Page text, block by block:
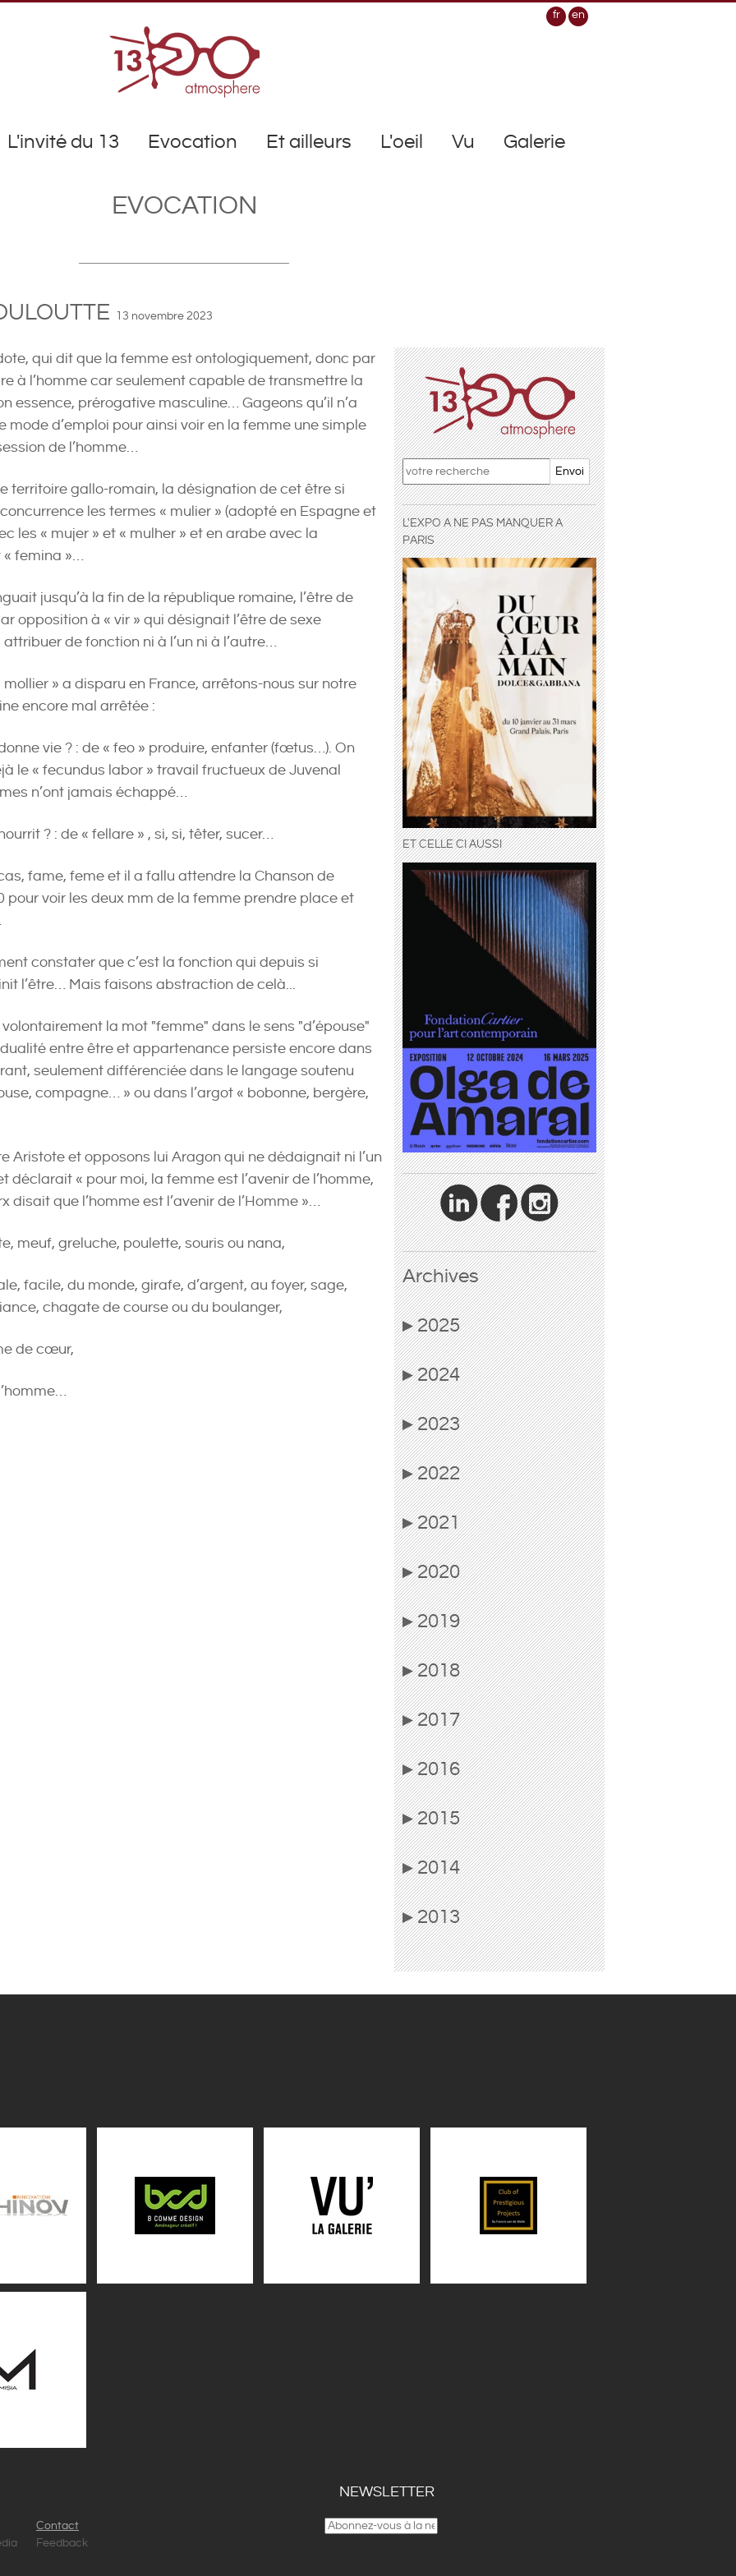
fr en
L'invité du 13 Evocation Et ailleurs L'oeil Vu Galerie
EVOCATION
13 novembre 2023
qui dit que la femme est ontologiquement, donc par
à l’homme car seulement capable de transmettre la
essence, prérogative masculine… Gageons qu’il n’a
mode d’emploi pour ainsi voir en la femme une simple
de l’homme…
territoire gallo-romain, la désignation de cet être si
les termes « mulier » (adopté en Espagne et
les « mujer » et « mulher » et en arabe avec la
femina »…
jusqu’à la fin de la république romaine, l’être de
opposition à « vir » qui désignait l’être de sexe
de fonction ni à l’un ni à l’autre…
» a disparu en France, arrêtons-nous sur notre
encore mal arrêtée :
vie ? : de « feo » produire, enfanter (fœtus…). On
le « fecundus labor » travail fructueux de Juvenal
n’ont jamais échappé…
? : de « fellare » , si, si, têter, sucer…
fame, feme et il a fallu attendre la Chanson de
pour voir les deux mm de la femme prendre place et
constater que c’est la fonction qui depuis si
l’être… Mais faisons abstraction de celà...
la mot "femme" dans le sens "d’épouse"
entre être et appartenance persiste encore dans
seulement différenciée dans le langage soutenu
compagne… » ou dans l’argot « bobonne, bergère,
Aristote et opposons lui Aragon qui ne dédaignait ni l’un
déclarait « pour moi, la femme est l’avenir de l’homme,
disait que l’homme est l’avenir de l’Homme »…
meuf, greluche, poulette, souris ou nana,
facile, du monde, girafe, d’argent, au foyer, sage,
chagate de course ou du boulanger,
de cœur,
Envoi
L'EXPO A NE PAS MANQUER A
PARIS
ET CELLE CI AUSSI
Archives
▶2025
▶2024
▶2023
▶2022
▶2021
▶2020
▶2019
▶2018
▶2017
▶2016
▶2015
▶2014
▶2013
Contact
Feedback
NEWSLETTER